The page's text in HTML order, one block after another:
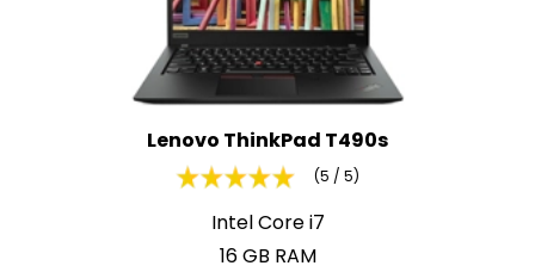
Lenovo ThinkPad T490s
(5 / 5)
Intel Core i7
16 GB RAM